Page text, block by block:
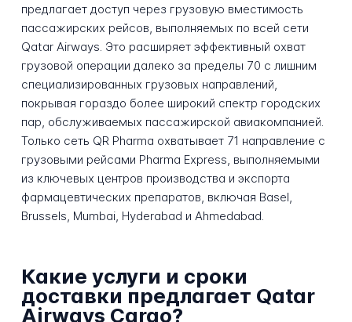
предлагает доступ через грузовую вместимость
пассажирских рейсов, выполняемых по всей сети
Qatar Airways. Это расширяет эффективный охват
грузовой операции далеко за пределы 70 с лишним
специализированных грузовых направлений,
покрывая гораздо более широкий спектр городских
пар, обслуживаемых пассажирской авиакомпанией.
Только сеть QR Pharma охватывает 71 направление с
грузовыми рейсами Pharma Express, выполняемыми
из ключевых центров производства и экспорта
фармацевтических препаратов, включая Basel,
Brussels, Mumbai, Hyderabad и Ahmedabad.
Какие услуги и сроки
доставки предлагает Qatar
Airways Cargo?